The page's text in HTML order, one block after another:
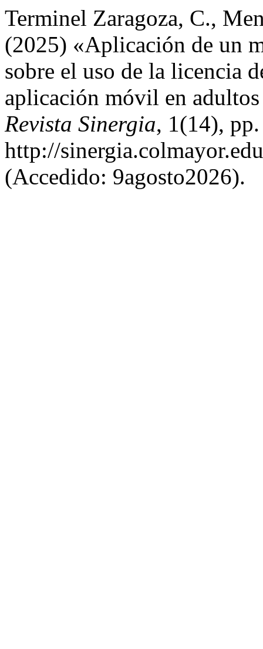
Terminel Zaragoza, C.,
(2025) «Aplicación de un
sobre el uso de la licencia
aplicación móvil en
Revista Sinergia, 1(14),
http://
(Accedido: 9agosto2026).